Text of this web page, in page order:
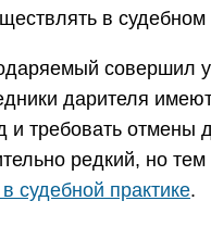
в судебном
совершил
дарителя
и требовать отмены
редкий, но тем
судебной практике.